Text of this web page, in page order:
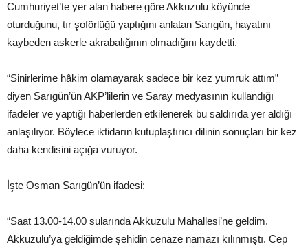
Cumhuriyet’te yer alan habere göre Akkuzulu köyünde
oturduğunu, tır şoförlüğü yaptığını anlatan Sarıgün, hayatını
kaybeden askerle akrabalığının olmadığını kaydetti.
“Sinirlerime hâkim olamayarak sadece bir kez yumruk attım”
diyen Sarıgün’ün AKP’lilerin ve Saray medyasının kullandığı
ifadeler ve yaptığı haberlerden etkilenerek bu saldırıda yer aldığı
anlaşılıyor. Böylece iktidarın kutuplaştırıcı dilinin sonuçları bir kez
daha kendisini açığa vuruyor.
İşte Osman Sarıgün’ün ifadesi:
“Saat 13.00-14.00 sularında Akkuzulu Mahallesi’ne geldim.
Akkuzulu’ya geldiğimde şehidin cenaze namazı kılınmıştı. Cep